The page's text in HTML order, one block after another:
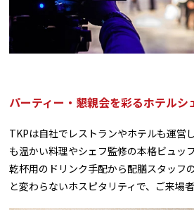
パーティー・懇親会を彩るホテルシ
TKPは自社でレストランやホテルも運営
も温かい料理やシェフ監修の本格ビュッ
乾杯用のドリンク手配から配膳スタッフ
と変わらないホスピタリティで、ご来場